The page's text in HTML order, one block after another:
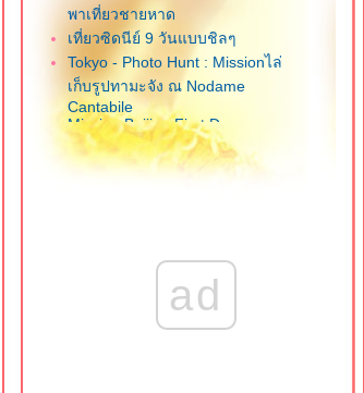
พาเที่ยวชายหาด
เที่ยวซิดนีย์ 9 วันแบบชิลๆ
Tokyo - Photo Hunt : Missionไล่
เก็บรูปทามะจัง ณ Nodame
Cantabile
Mission Beijing:First Day
Disaster Part 2
Mission Beijing:First Day
Disaster
ad